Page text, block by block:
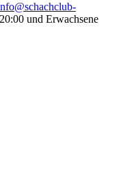
und Erwachsene